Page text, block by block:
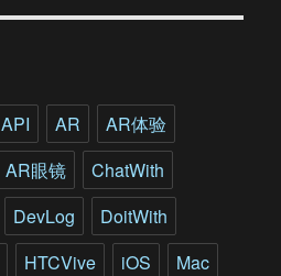
API AR
AR体验
AR眼镜
ChatWith
DevLog
DoitWith
HTCVive iOS
Mac